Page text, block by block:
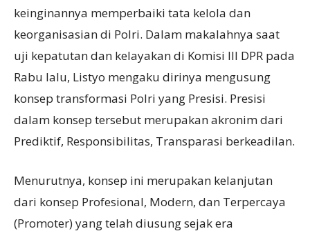
keinginannya memperbaiki tata kelola dan
keorganisasian di Polri. Dalam makalahnya saat
uji kepatutan dan kelayakan di Komisi III DPR pada
Rabu lalu, Listyo mengaku dirinya mengusung
konsep transformasi Polri yang Presisi. Presisi
dalam konsep tersebut merupakan akronim dari
Prediktif, Responsibilitas, Transparasi berkeadilan.
Menurutnya, konsep ini merupakan kelanjutan
dari konsep Profesional, Modern, dan Terpercaya
(Promoter) yang telah diusung sejak era